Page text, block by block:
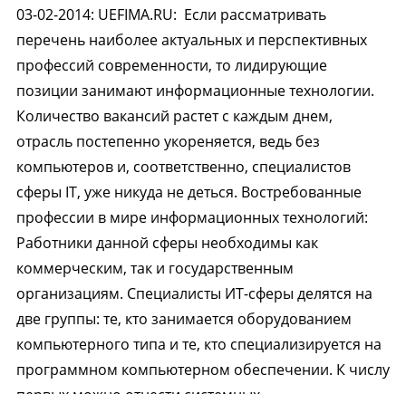
03-02-2014: UEFIMA.RU: Если рассматривать
перечень наиболее актуальных и перспективных
профессий современности, то лидирующие
позиции занимают информационные технологии.
Количество вакансий растет с каждым днем,
отрасль постепенно укореняется, ведь без
компьютеров и, соответственно, специалистов
сферы IT, уже никуда не деться. Востребованные
профессии в мире информационных технологий:
Работники данной сферы необходимы как
коммерческим, так и государственным
организациям. Специалисты ИТ-сферы делятся на
две группы: те, кто занимается оборудованием
компьютерного типа и те, кто специализируется на
программном компьютерном обеспечении. К числу